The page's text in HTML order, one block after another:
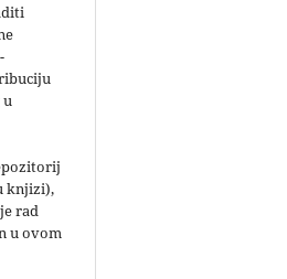
u
knjizi),
rad
u ovom